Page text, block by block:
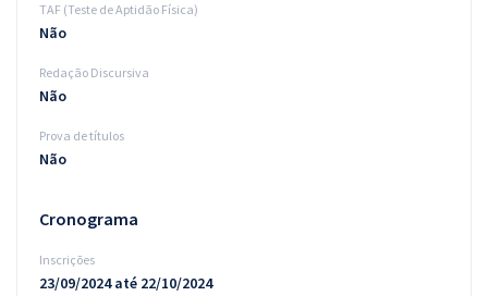
TAF (Teste de Aptidão Física)
Não
Redação Discursiva
Não
Prova de títulos
Não
Cronograma
Inscrições
23/09/2024 até 22/10/2024